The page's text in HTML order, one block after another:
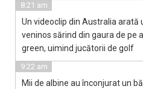
8:21 am
Un videoclip din Australia arată
veninos sărind din gaura de pe
green, uimind jucătorii de golf
9:22 am
Mii de albine au înconjurat un